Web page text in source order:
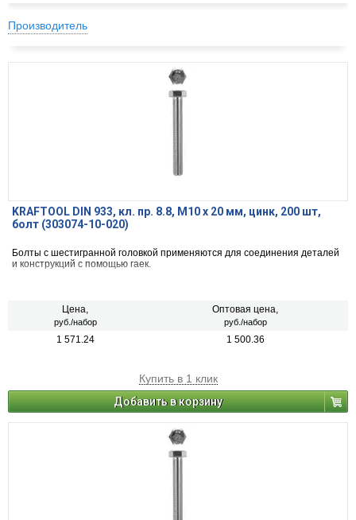
Производитель
KRAFTOOL DIN 933, кл. пр. 8.8, M10 х 20 мм, цинк, 200 шт,
болт (303074-10-020)
Болты с шестигранной головкой применяются для соединения деталей
и конструкций с помощью гаек.
Цена,
руб./набор
Оптовая цена,
руб./набор
1 571.24 1 500.36
Купить в 1 клик
Добавить в корзину